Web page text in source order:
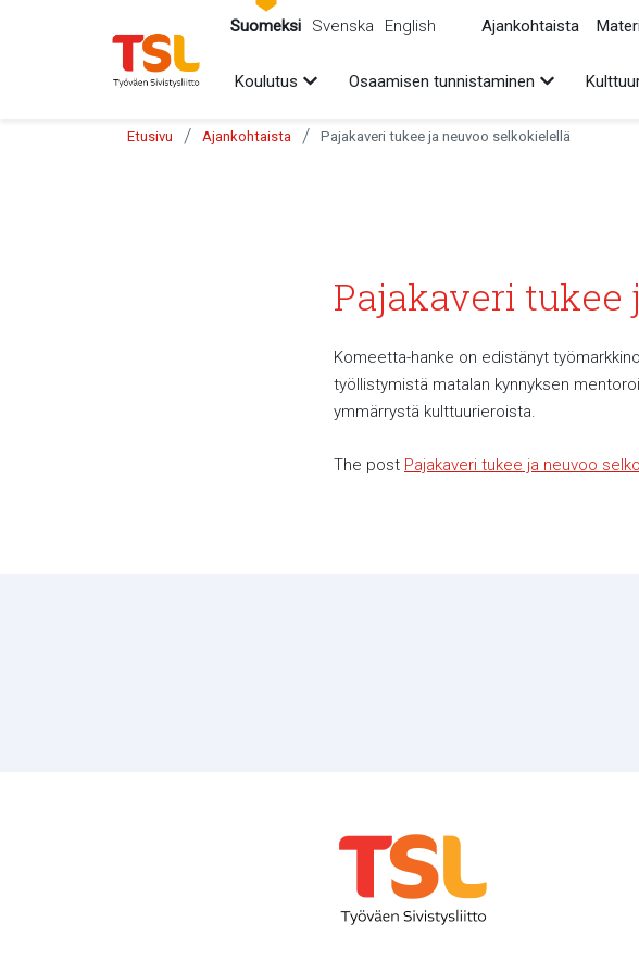
Suomeksi Svenska English Ajankohtaista
Koulutus Avaa alavalikko
Osaamisen tunnistaminen Avaa
Etusivu / Ajankohtaista / Pajakaveri tukee ja neuvoo selkokielellä
Pajakaveri
Komeetta-hanke on edistänyt
työllistymistä matalan kynnyksen
ymmärrystä kulttuurieroista.
The post Pajakaveri tukee ja neuvoo